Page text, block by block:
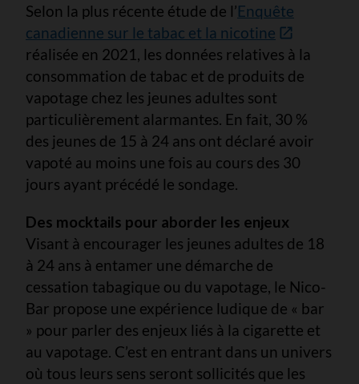
Selon la plus récente étude de l’Enquête
canadienne sur le tabac et la nicotine
réalisée en 2021, les données relatives à la
consommation de tabac et de produits de
vapotage chez les jeunes adultes sont
particulièrement alarmantes. En fait, 30 %
des jeunes de 15 à 24 ans ont déclaré avoir
vapoté au moins une fois au cours des 30
jours ayant précédé le sondage.
Des mocktails pour aborder les enjeux
Visant à encourager les jeunes adultes de 18
à 24 ans à entamer une démarche de
cessation tabagique ou du vapotage, le Nico-
Bar propose une expérience ludique de « bar
» pour parler des enjeux liés à la cigarette et
au vapotage. C’est en entrant dans un univers
où tous leurs sens seront sollicités que les